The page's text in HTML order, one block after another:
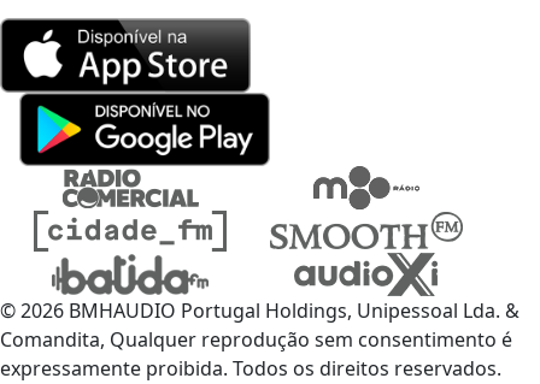
© 2026 BMHAUDIO Portugal Holdings, Unipessoal Lda. &
Comandita, Qualquer reprodução sem consentimento é
expressamente proibida. Todos os direitos reservados.